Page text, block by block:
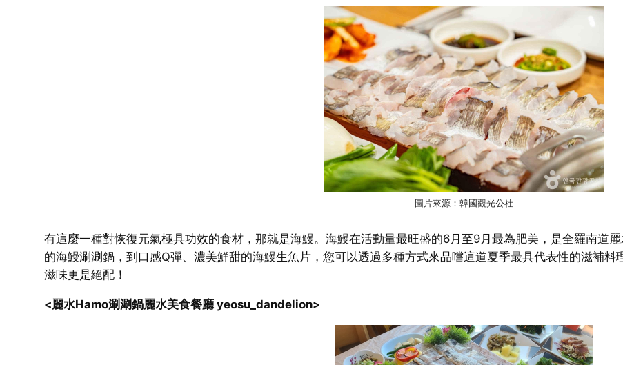
圖片來源：韓國觀光公社
有這麼一種對恢復元氣極具功效的食材，那就是海鰻。海鰻在活動量最旺盛的6月至9月最為肥美，是全羅南道
的海鰻涮涮鍋，到口感Q彈、濃美鮮甜的海鰻生魚片，您可以透過多種方式來品嚐這道夏季最具代表性的滋補
滋味更是絕配！
<麗水Hamo涮涮鍋麗水美食餐廳 yeosu_dandelion>